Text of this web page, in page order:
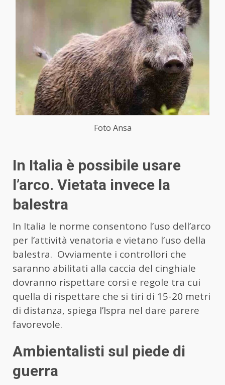
Foto Ansa
In Italia è possibile usare
l’arco. Vietata invece la
balestra
In Italia le norme consentono l’uso dell’arco
per l’attività venatoria e vietano l’uso della
balestra. Ovviamente i controllori che
saranno abilitati alla caccia del cinghiale
dovranno rispettare corsi e regole tra cui
quella di rispettare che si tiri di 15-20 metri
di distanza, spiega l’Ispra nel dare parere
favorevole.
Ambientalisti sul piede di
guerra